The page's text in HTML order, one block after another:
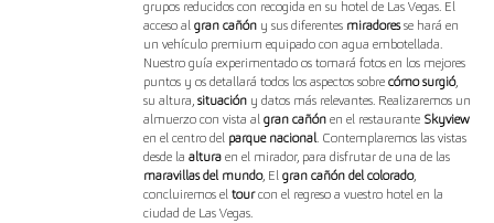
grupos reducidos con recogida en su hotel de Las Vegas. El
acceso algran cañón y sus diferentes miradoresse hará en
un vehículo premium equipado con agua embotellada.
Nuestro guía experimentado os tomará fotos en los mejores
puntos y os detallará todos los aspectos sobrecómo surgió,
su altura,situación y datos más relevantes. Realizaremos un
almuerzo con vista algran cañón en el restaurante Skyview
en el centro del parque nacional. Contemplaremos las vistas
desde laaltura en el mirador, para disfrutar de una de las
maravillas del mundo, Elgran cañón del colorado,
concluiremos eltourcon el regreso a vuestro hotel en la
ciudad de Las Vegas.